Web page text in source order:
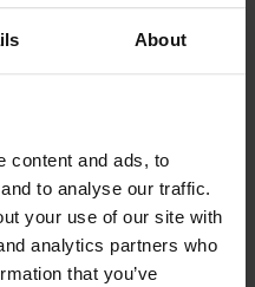
About
content and ads, to
to analyse our traffic.
your use of our site with
analytics partners who
that you’ve